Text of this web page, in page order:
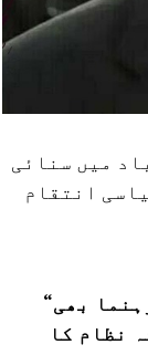
9 مئی سے متعلق فیصل آباد میں سنائی
انتقام
“آج جمہوریت کا افسوسناک دن ہے۔ ہمارے قائدین، جن میں سنی اتحاد کونسل کے رہنما بھی
نظام کا